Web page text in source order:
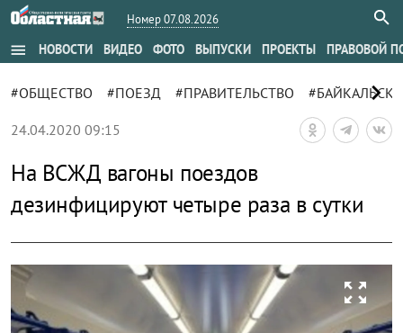
Номер 07.08.2026
menu НОВОСТИ ВИДЕО ФОТО ВЫПУСКИ ПРОЕКТЫ ПРАВОВОЙ
#ОБЩЕСТВО #ПОЕЗД #ПРАВИТЕЛЬСТВО chevron_right
24.04.2020 09:15
На ВСЖД вагоны поездов
дезинфицируют четыре раза в сутки
zoom_out_map